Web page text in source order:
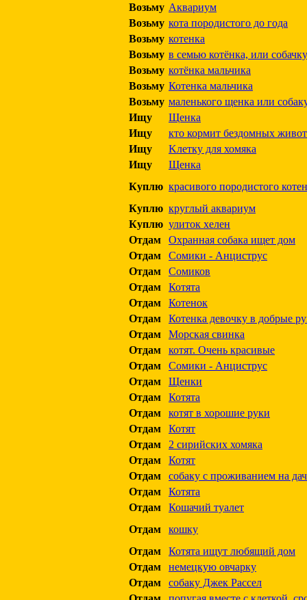
Возьму Аквариум
Возьму кота породистого до года
Возьму котенка
Возьму в семью котёнка, или
Возьму котёнка мальчика
Возьму Котенка мальчика
Возьму маленького щенка или
Ищу
Щенка
Ищу
кто кормит бездомных
Ищу
Kлетку для хомяка
Ищу
Щенка
Куплю красивого породистого
Куплю круглый аквариум
Куплю улиток хелен
Отдам
Охранная собака ищет дом
Отдам
Сомики - Анциструс
Отдам
Сомиков
Отдам
Котята
Отдам
Котенок
Отдам
Котенка девочку в добрые
Отдам
Морская свинка
Отдам
котят. Очень красивые
Отдам
Сомики - Анциструс
Отдам
Щенки
Отдам
Котята
Отдам
котят в хорошие руки
Отдам
Котят
Отдам
2 сирийских хомяка
Отдам
Котят
Отдам
собаку с проживанием на
Отдам
Котята
Отдам
Кошачий туалет
Отдам
кошку
Отдам
Котята ищут любящий дом
Отдам
немецкую овчарку
Отдам
собаку Джек Рассел